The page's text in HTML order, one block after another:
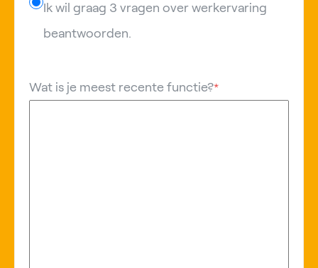
Ik wil graag 3 vragen over werkervaring
beantwoorden.
Wat is je meest recente functie?*